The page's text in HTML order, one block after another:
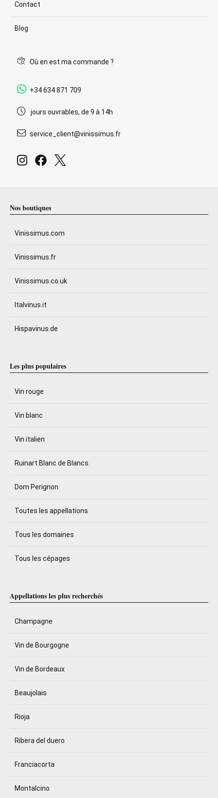
Contact
Blog
Où en est ma commande ?
+34 634 871 709
jours ouvrables, de 9 à 14h
service_client@vinissimus.fr
Nos boutiques
Vinissimus.com
Vinissimus.fr
Vinissimus.co.uk
Italvinus.it
Hispavinus.de
Les plus populaires
Vin rouge
Vin blanc
Vin italien
Ruinart Blanc de Blancs
Dom Perignon
Toutes les appellations
Tous les domaines
Tous les cépages
Appellations les plus recherchés
Champagne
Vin de Bourgogne
Vin de Bordeaux
Beaujolais
Rioja
Ribera del duero
Franciacorta
Montalcino